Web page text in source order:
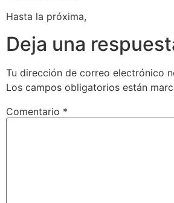
Hasta la próxima,
Deja una
Tu dirección de correo electrónico
Los campos obligatorios están
Comentario *